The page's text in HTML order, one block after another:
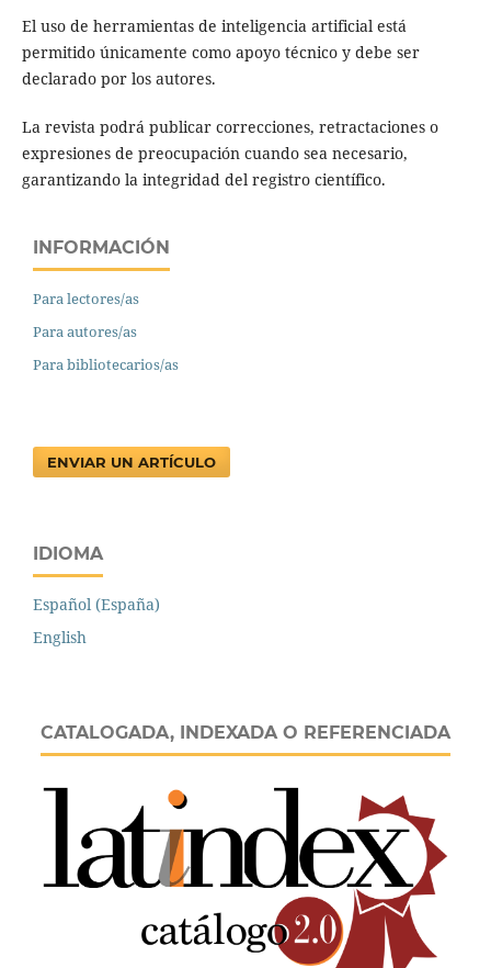
El uso de herramientas de inteligencia artificial está
permitido únicamente como apoyo técnico y debe ser
declarado por los autores.
La revista podrá publicar correcciones, retractaciones o
expresiones de preocupación cuando sea necesario,
garantizando la integridad del registro científico.
INFORMACIÓN
Para lectores/as
Para autores/as
Para bibliotecarios/as
ENVIAR UN ARTÍCULO
IDIOMA
Español (España)
English
CATALOGADA, INDEXADA O REFERENCIADA